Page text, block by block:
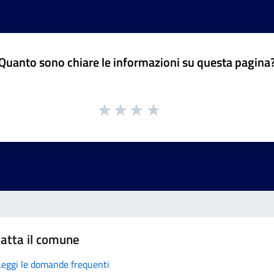
sono chiare le informazioni su questa
il comune
le domande frequenti